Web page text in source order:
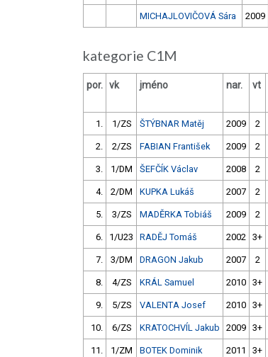
MICHAJLOVIČOVÁ Sára 2009
kategorie C1M
por. vk jméno nar. vt
1. 1/ZS ŠTÝBNAR Matěj 2009 2
2. 2/ZS FABIAN František 2009 2
3. 1/DM ŠEFČÍK Václav 2008 2
4. 2/DM KUPKA Lukáš 2007 2
5. 3/ZS MADĚRKA Tobiáš 2009 2
6. 1/U23 RADĚJ Tomáš 2002 3+
7. 3/DM DRAGON Jakub 2007 2
8. 4/ZS KRÁL Samuel 2010 3+
9. 5/ZS VALENTA Josef 2010 3+
10. 6/ZS KRATOCHVÍL Jakub 2009 3+
11. 1/ZM BOTEK Dominik 2011 3+